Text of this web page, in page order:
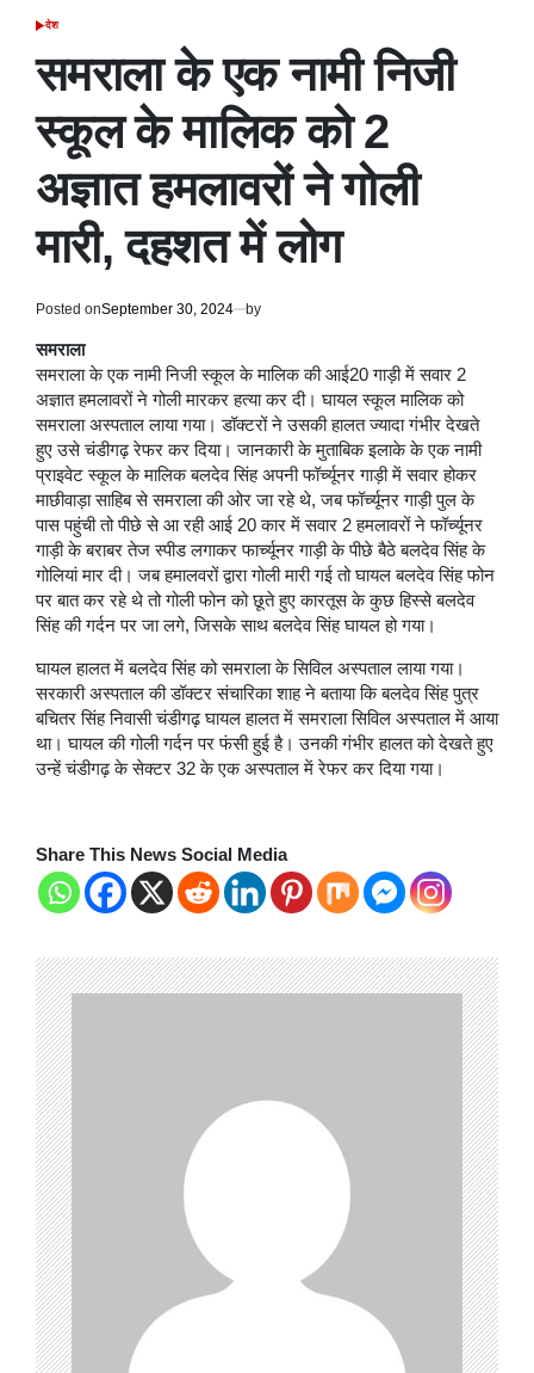
POSTED
देश
समराला के एक नामी निजी
स्कूल के मालिक को 2
अज्ञात हमलावरों ने गोली
मारी, दहशत में लोग
Posted onSeptember 30, 2024 by
समराला
समराला के एक नामी निजी स्कूल के मालिक की आई20 गाड़ी में सवार 2
अज्ञात हमलावरों ने गोली मारकर हत्या कर दी। घायल स्कूल मालिक को
समराला अस्पताल लाया गया। डॉक्टरों ने उसकी हालत ज्यादा गंभीर देखते
हुए उसे चंडीगढ़ रेफर कर दिया। जानकारी के मुताबिक इलाके के एक नामी
प्राइवेट स्कूल के मालिक बलदेव सिंह अपनी फॉर्च्यूनर गाड़ी में सवार होकर
माछीवाड़ा साहिब से समराला की ओर जा रहे थे, जब फॉर्च्यूनर गाड़ी पुल के
पास पहुंची तो पीछे से आ रही आई 20 कार में सवार 2 हमलावरों ने फॉर्च्यूनर
गाड़ी के बराबर तेज स्पीड लगाकर फार्च्यूनर गाड़ी के पीछे बैठे बलदेव सिंह के
गोलियां मार दी। जब हमालवरों द्वारा गोली मारी गई तो घायल बलदेव सिंह फोन
पर बात कर रहे थे तो गोली फोन को छूते हुए कारतूस के कुछ हिस्से बलदेव
सिंह की गर्दन पर जा लगे, जिसके साथ बलदेव सिंह घायल हो गया।
घायल हालत में बलदेव सिंह को समराला के सिविल अस्पताल लाया गया।
सरकारी अस्पताल की डॉक्टर संचारिका शाह ने बताया कि बलदेव सिंह पुत्र
बचितर सिंह निवासी चंडीगढ़ घायल हालत में समराला सिविल अस्पताल में आया
था। घायल की गोली गर्दन पर फंसी हुई है। उनकी गंभीर हालत को देखते हुए
उन्हें चंडीगढ़ के सेक्टर 32 के एक अस्पताल में रेफर कर दिया गया।
Share This News Social Media